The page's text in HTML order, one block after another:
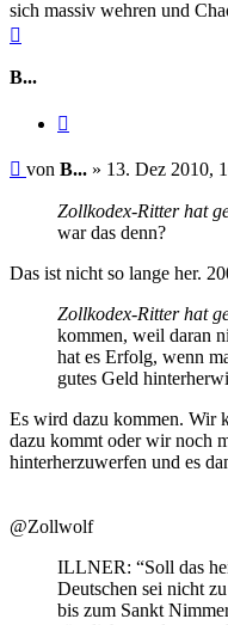
sich massiv wehren und
B...
Beitrag
von B... » 13. Dez 2010,
Zollkodex-Ritter hat
war das denn?
Das ist nicht so lange her.
Zollkodex-Ritter hat
kommen, weil daran
hat es Erfolg, wenn
gutes Geld
Es wird dazu kommen. Wir
dazu kommt oder wir noch
hinterherzuwerfen und es
@Zollwolf
ILLNER: “Soll das
Deutschen sei nicht
bis zum Sankt